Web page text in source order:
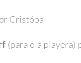
Cristóbal
(para ola playera)